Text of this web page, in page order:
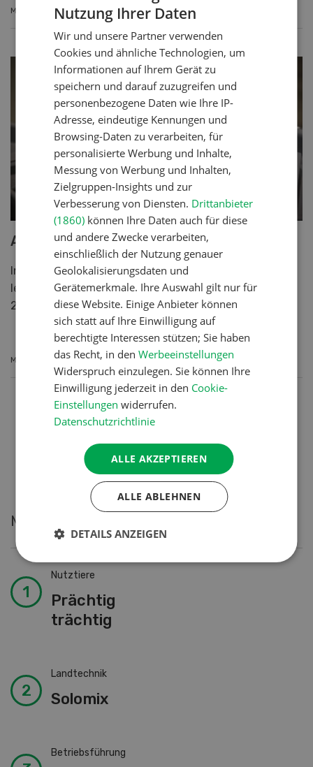
MEHR ERFAHREN
Anzahl Milchproduzenten in Österreich
In Österreich hat die Zahl der Milchproduzenten im
letzten Jahr um 976 abgenommen. Es werden noch
25'608 Betriebe gezählt.
MEHR ERFAHREN
Meistgelesene Artikel
Nutztiere
Prächtig
trächtig
Landtechnik
Solomix
Betriebsführung
Nutzung Ihrer Daten
Wir und unsere Partner verwenden
Cookies und ähnliche Technologien, um
Informationen auf Ihrem Gerät zu
speichern und darauf zuzugreifen und
personenbezogene Daten wie Ihre IP-
Adresse, eindeutige Kennungen und
Browsing-Daten zu verarbeiten, für
personalisierte Werbung und Inhalte,
Messung von Werbung und Inhalten,
Zielgruppen-Insights und zur
Verbesserung von Diensten. Drittanbieter
(1860) können Ihre Daten auch für diese
und andere Zwecke verarbeiten,
einschließlich der Nutzung genauer
Geolokalisierungsdaten und
Gerätemerkmale. Ihre Auswahl gilt nur für
diese Website. Einige Anbieter können
sich statt auf Ihre Einwilligung auf
berechtigte Interessen stützen; Sie haben
das Recht, in denWerbeeinstellungen
Widerspruch einzulegen. Sie können Ihre
Einwilligung jederzeit in den Cookie-
Einstellungen widerrufen.
Datenschutzrichtlinie
ALLE AKZEPTIEREN
ALLE ABLEHNEN
DETAILS ANZEIGEN